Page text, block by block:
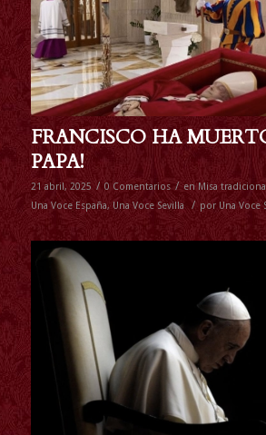
FRANCISCO HA
PAPA!
21 abril, 2025 / 0 Comentarios / en Misa tradicional
Una Voce España,Una Voce Sevilla / por Una Voce